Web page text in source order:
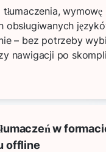
tłumaczenia,
obsługiwanych
– bez potrzeby
nawigacji po
w
offline